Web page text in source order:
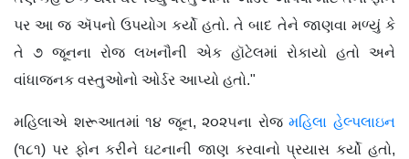
પર આ જ ઍપનો ઉપયોગ કર્યો હતો. તે બાદ તેને જાણવા મળ્યું કે
તે ૭ જૂનના રોજ લખનૌની એક હૉટેલમાં રોકાયો હતો અને
વાંધાજનક વસ્તુઓનો ઓર્ડર આપ્યો હતો."
મહિલાએ શરૂઆતમાં ૧૪ જૂન, ૨૦૨૫ના રોજમહિલા હેલ્પલાઇન
(૧૮૧) પર ફોન કરીને ઘટનાની જાણ કરવાનો પ્રયાસ કર્યો હતો,